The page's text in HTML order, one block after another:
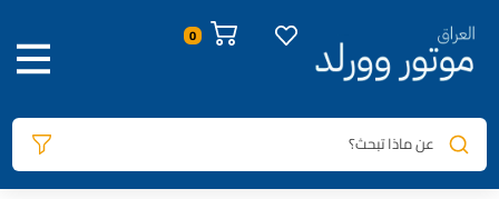
0
عن ماذا تبحث؟
صور المنتج معلومات المنتج الوصف السيارات المتوافقة